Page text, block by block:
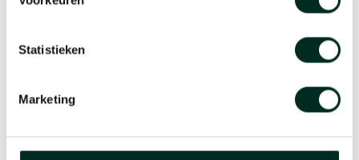
ze heeft verstrekt of die ze
hebben verzameld op basis
van uw gebruik van hun
Statistieken
Marketing